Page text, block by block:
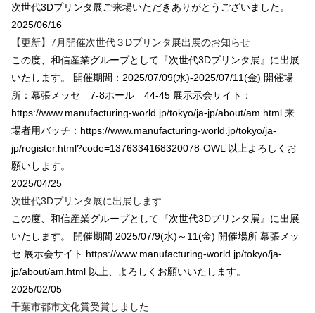
次世代3Dプリンタ展ご来場いただきありがとうございました。
2025/06/16
【更新】7月開催次世代３Dプリンタ展出展のお知らせ
この度、和信産業グループとして『次世代3Dプリンタ展』に出展
いたします。 開催期間：2025/07/09(水)-2025/07/11(金) 開催場
所：幕張メッセ 7-8ホール 44-45 展示示会サイト：
https://www.manufacturing-world.jp/tokyo/ja-jp/about/am.html 来
場者用バッチ：https://www.manufacturing-world.jp/tokyo/ja-
jp/register.html?code=1376334168320078-OWL 以上よろしくお
願いします。
2025/04/25
次世代3Dプリンタ展に出展します
この度、和信産業グループとして『次世代3Dプリンタ展』に出展
いたします。 開催期間 2025/07/9(水)～11(金) 開催場所 幕張メッ
セ 展示会サイト https://www.manufacturing-world.jp/tokyo/ja-
jp/about/am.html 以上、よろしくお願いいたします。
2025/02/05
千葉市都市文化賞受賞しました